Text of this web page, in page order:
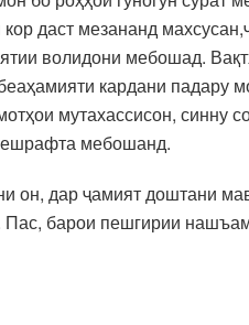
даст мезананд
волидони мебошад.
кардани
мутахассисон,
мебошанд.
он, дар ҷамият доштани
барои пешгирии